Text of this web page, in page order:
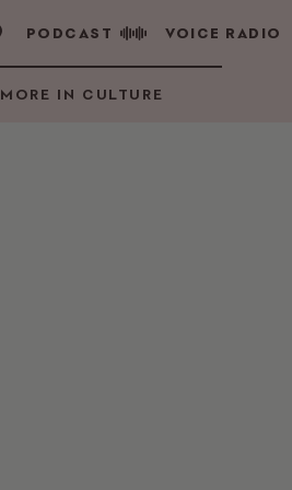
PODCAST VOICE RADIO
MORE IN CULTURE